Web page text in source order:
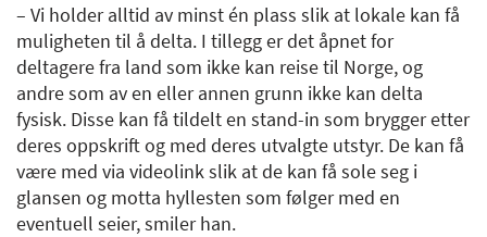
– Vi holder alltid av minst én plass slik at lokale kan få
muligheten til å delta. I tillegg er det åpnet for
deltagere fra land som ikke kan reise til Norge, og
andre som av en eller annen grunn ikke kan delta
fysisk. Disse kan få tildelt en stand-in som brygger etter
deres oppskrift og med deres utvalgte utstyr. De kan få
være med via videolink slik at de kan få sole seg i
glansen og motta hyllesten som følger med en
eventuell seier, smiler han.